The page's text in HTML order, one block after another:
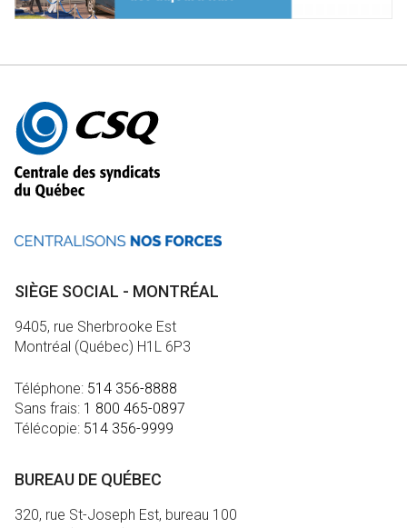
Autres
informations
SIÈGE SOCIAL - MONTRÉAL
9405, rue Sherbrooke Est
Montréal (Québec) H1L 6P3
Téléphone: 514 356-8888
Sans frais: 1 800 465-0897
Télécopie: 514 356-9999
BUREAU DE QUÉBEC
320, rue St-Joseph Est, bureau 100